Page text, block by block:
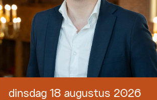
dinsdag 18 augustus 2026